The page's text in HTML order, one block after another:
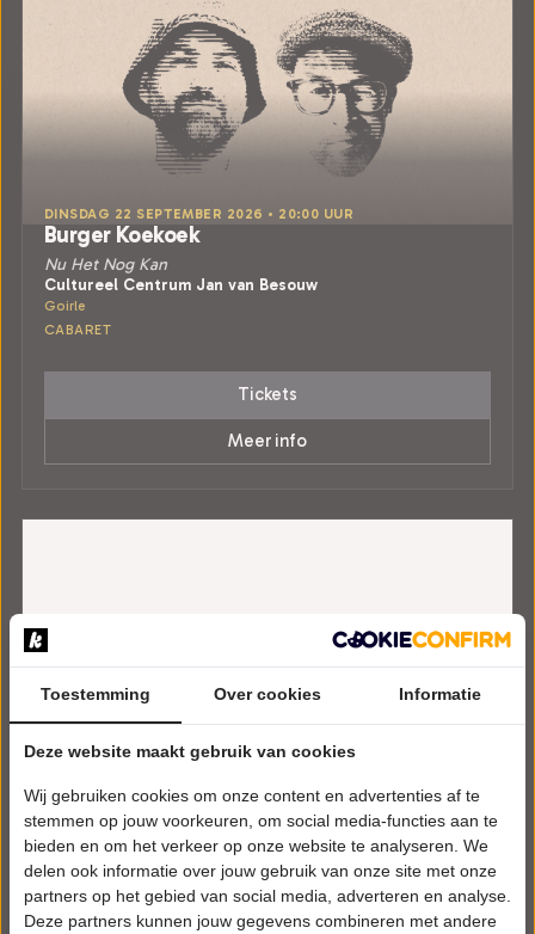
DINSDAG 22 SEPTEMBER 2026 • 20:00 UUR
Burger Koekoek
Nu Het Nog Kan
Cultureel Centrum Jan van Besouw
Goirle
CABARET
Tickets
Meer info
Toestemming Over cookies Informatie
Deze website maakt gebruik van cookies
Wij gebruiken cookies om onze content en advertenties af te
stemmen op jouw voorkeuren, om social media-functies aan te
bieden en om het verkeer op onze website te analyseren. We
delen ook informatie over jouw gebruik van onze site met onze
partners op het gebied van social media, adverteren en analyse.
Deze partners kunnen jouw gegevens combineren met andere